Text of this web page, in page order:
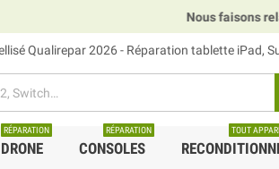
Nous faisons relais
Qualirepar 2026 - Réparation tablette iPad,
DRONE
RÉPARATION
CONSOLES
RÉPARATION TOUT